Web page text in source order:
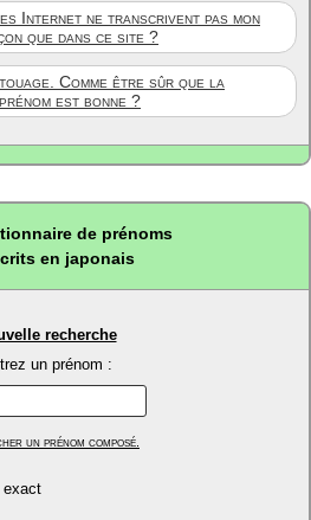
Internet ne transcrivent pas mon
que dans ce site ?
Comme être sûr que la
est bonne ?
de prénoms
en japonais
recherche
un prénom :
un prénom composé.
exact